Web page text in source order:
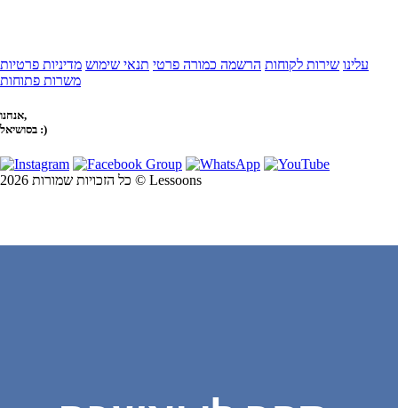
עלינו שירות לקוחות הרשמה כמורה פרטי תנאי שימוש מדיניות פרטיות
משרות פתוחות
אנחנו,
בסושיאל :)
כל הזכויות שמורות 2026 © Lessoons